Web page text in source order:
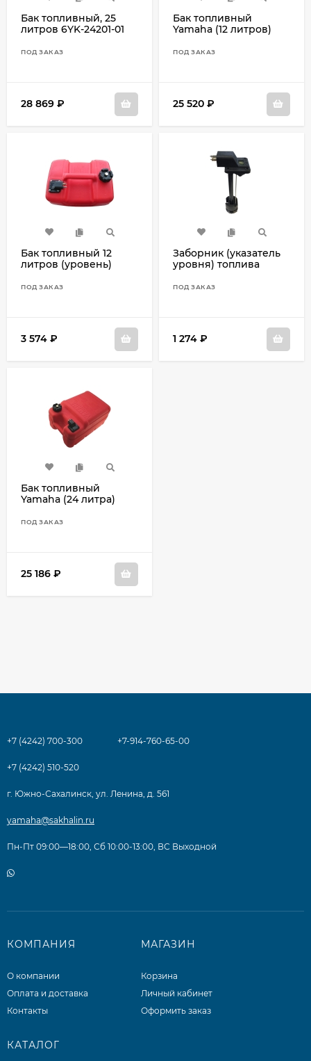
Бак топливный, 25
литров 6YK-24201-01
ПОД ЗАКАЗ
28 869 ₽
Бак топливный
Yamaha (12 литров)
ПОД ЗАКАЗ
25 520 ₽
Бак топливный 12
литров (уровень)
ПОД ЗАКАЗ
3 574 ₽
Заборник (указатель
уровня) топлива
ПОД ЗАКАЗ
1 274 ₽
Бак топливный
Yamaha (24 литра)
ПОД ЗАКАЗ
25 186 ₽
+7 (4242) 700-300 +7-914-760-65-00
+7 (4242) 510-520
г. Южно-Сахалинск, ул. Ленина, д. 561
yamaha@sakhalin.ru
Пн-Пт 09:00—18:00, Сб 10:00-13:00, ВС Выходной
КОМПАНИЯ
О компании
Оплата и доставка
Контакты
МАГАЗИН
Корзина
Личный кабинет
Оформить заказ
КАТАЛОГ